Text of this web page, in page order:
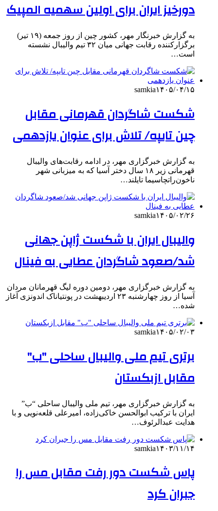
دورخیز ایران برای اولین سهمیه المپیک
به گزارش خبرنگار مهر، کشور چین از روز جمعه (۱۹ تیر)
برگزارکننده رقابت جهانی میان ۳۲ تیم والیبال نشسته
است…
samkia۱۴۰۵/۰۴/۱۵
شکست شاگردان قهرمانی مقابل
چین تایپه/ تلاش برای عنوان یازدهمی
به گزارش خبرگزاری مهر، در ادامه رقابت‌های والیبال
قهرمانی زیر ۱۸ سال دختر آسیا که به میزبانی شهر
ناخون‌راتچاسیما تایلند…
samkia۱۴۰۵/۰۲/۲۶
والیبال ایران با شکست ژاپن جهانی
شد/صعود شاگردان عطایی به فینال
به گزارش خبرگزاری مهر، دومین دوره لیگ قهرمانان مردان
آسیا از روز چهارشنبه ۲۳ اردیبهشت در پونتیاناک اندونزی آغاز
شده…
samkia۱۴۰۵/۰۲/۰۳
برتری تیم ملی والیبال ساحلی "ب"
مقابل ازبکستان
به گزارش خبرگزاری مهر، تیم ملی والیبال ساحلی “ب”
ایران با ترکیب ابوالحسن خاکی‌زاده، امیرعلی قلعه‌نویی و با
هدایت عبدالرئوف…
samkia۱۴۰۳/۱۱/۱۴
پاس شکست دور رفت مقابل مس را
جبران کرد